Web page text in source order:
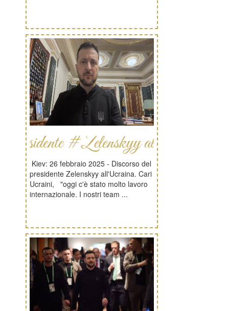
#Zelenskyy all\'Ucraina
Kiev: 26 febbraio 2025 - Discorso del
presidente Zelenskyy all'Ucraina. Cari
Ucraini, "oggi c'è stato molto lavoro
internazionale. I nostri team ...